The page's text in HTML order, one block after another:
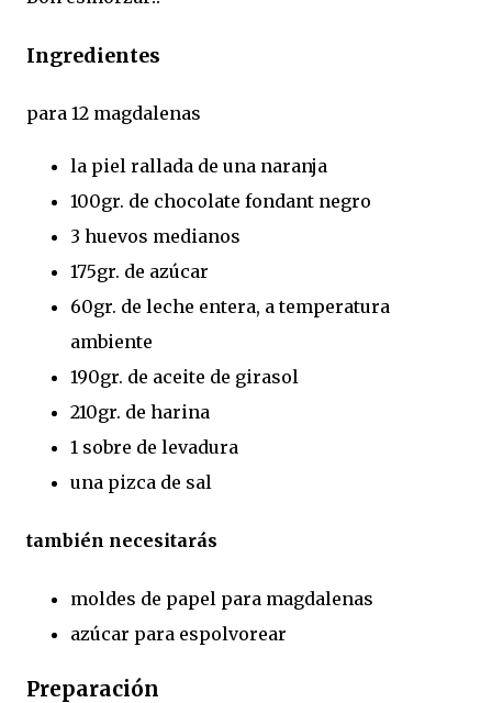
Ingredientes
para 12 magdalenas
la piel rallada de una naranja
100gr. de chocolate fondant negro
3 huevos medianos
175gr. de azúcar
60gr. de leche entera, a temperatura
ambiente
190gr. de aceite de girasol
210gr. de harina
1 sobre de levadura
una pizca de sal
también necesitarás
moldes de papel para magdalenas
azúcar para espolvorear
Preparación